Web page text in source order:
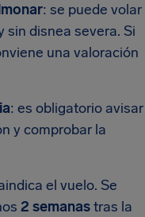
: se puede volar
sin disnea severa. Si
una valoración
: es obligatorio avisar
y comprobar la
el vuelo. Se
2 semanastras la